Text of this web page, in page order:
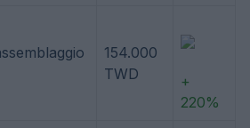
154.000
TWD
+
220%